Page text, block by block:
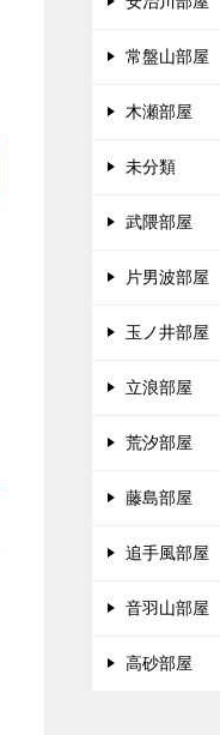
常盤山部屋
木瀬部屋
未分類
武隈部屋
片男波部屋
玉ノ井部屋
立浪部屋
荒汐部屋
藤島部屋
追手風部屋
音羽山部屋
高砂部屋